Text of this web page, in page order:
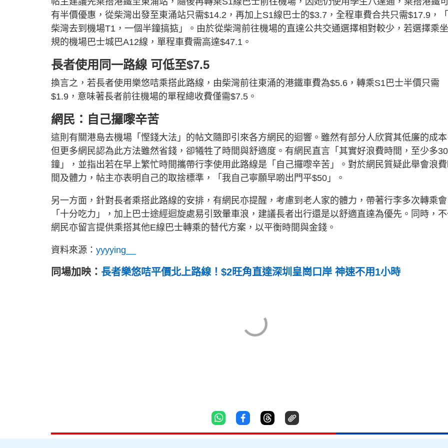
有半價優惠，從柴灣出發至東涌站只需$14.2，再加上S1線巴士的$3.7，全程車費合共只需$17.9，
柴灣去到機場T1，一個半鐘搞掂」。由於從柴灣前往機場的直達公共交通選擇相對較少，若選擇乘
規的機場巴士城巴A12線，單程車費需高達$47.1。
長者使用同一路線 可低至$7.5
換言之，若長者使用樂悠咭乘搭此路線，由柴灣前往東涌的港鐵車費為$5.6，轉乘S1巴士半價只需
$1.9，意味著長者前往機場的單程總收費僅需$7.5。
網民：自己攞嚟辛苦
這則有關港島去機場「慳錢大法」的帖文隨即引來各方網民的迴響。雖然有部分人欣賞其低廉的成本
但更多網民認為此方法雖然省錢，卻犧牲了時間與舒適度。有網民直言「其實好浪費時間，至少多
鐘」，並指出若在早上繁忙時間攜帶行李使用此路線是「自己攞嚟辛苦」。對於網民質疑此舉會浪
間及體力，帖主亦表明自己的取捨標準，「我自己寧願早啲出門平$50」。
另一方面，針對長者乘搭此路線的安排，有網民亦提醒，考慮到老人家的體力，帶著行李多次轉乘會
「十分吃力」，加上巴士途經迴旋處易引致暈車浪，建議長者出行還是以舒適直達為優先。同時，
網民亦留言提供乘搭其他E線巴士轉乘的替代方案，以平衡時間與金錢。
資料來源： yyyying__
同場加映： 長者樂悠咭平價北上路線！$2旺角直達深圳皇崗口岸 神速不用1小時